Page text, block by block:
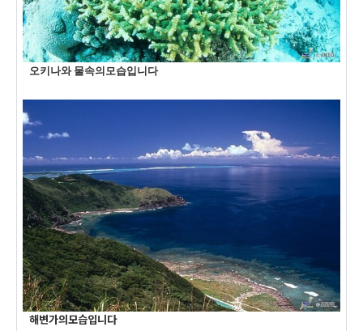
오키나와 물속의모습입니다
해변가의모습입니다